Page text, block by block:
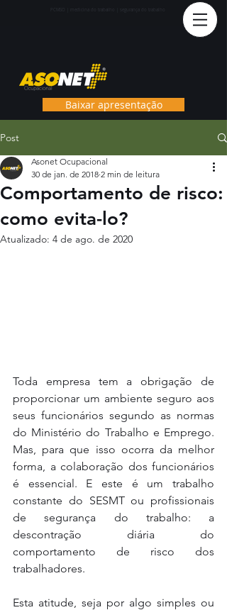
Baixar apresentação
Post
Comportamento de risco:
como evita-lo?
Asonet Ocupacional
30 de jan. de 2018 2 min de leitura
Atualizado: 4 de ago. de 2020
Toda empresa tem a obrigação de
proporcionar um ambiente seguro aos
seus funcionários segundo as normas
do Ministério do Trabalho e Emprego.
Mas, para que isso ocorra da melhor
forma, a colaboração dos funcionários
é essencial. E este é um trabalho
constante do SESMT ou profissionais
de segurança do trabalho: a
descontração diária do
comportamento de risco dos
trabalhadores.
Esta atitude, seja por algo simples ou